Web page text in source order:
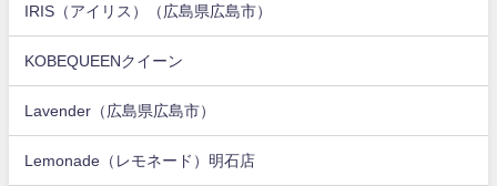
IRIS（アイリス）（広島県広島市）
KOBEQUEENクイーン
Lavender（広島県広島市）
Lemonade（レモネード）明石店